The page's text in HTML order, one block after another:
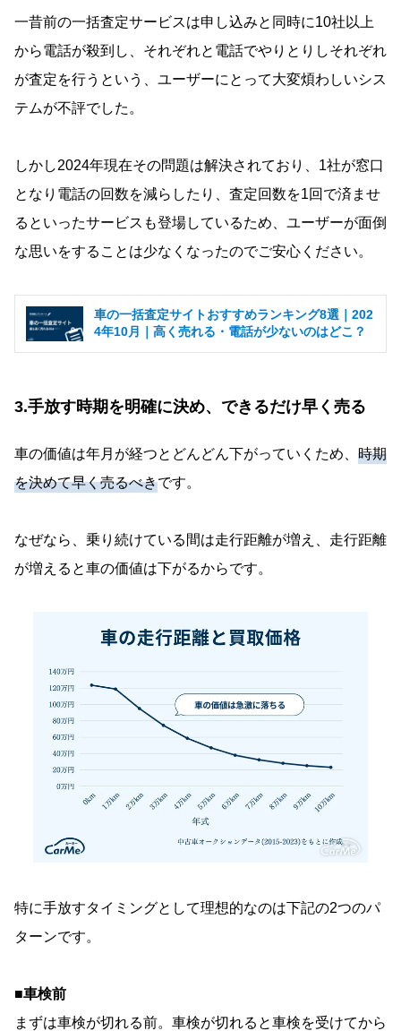
一昔前の一括査定サービスは申し込みと同時に10社以上
から電話が殺到し、それぞれと電話でやりとりしそれぞれ
が査定を行うという、ユーザーにとって大変煩わしいシス
テムが不評でした。
しかし2024年現在その問題は解決されており、1社が窓口
となり電話の回数を減らしたり、査定回数を1回で済ませ
るといったサービスも登場しているため、ユーザーが面倒
な思いをすることは少なくなったのでご安心ください。
車の一括査定サイトおすすめランキング8選｜202
4年10月｜高く売れる・電話が少ないのはどこ？
3.手放す時期を明確に決め、できるだけ早く売る
車の価値は年月が経つとどんどん下がっていくため、 時期
を決めて早く売るべきです。
なぜなら、乗り続けている間は走行距離が増え、走行距離
が増えると車の価値は下がるからです。
特に手放すタイミングとして理想的なのは下記の2つのパ
ターンです。
■車検前
まずは車検が切れる前。車検が切れると車検を受けてから